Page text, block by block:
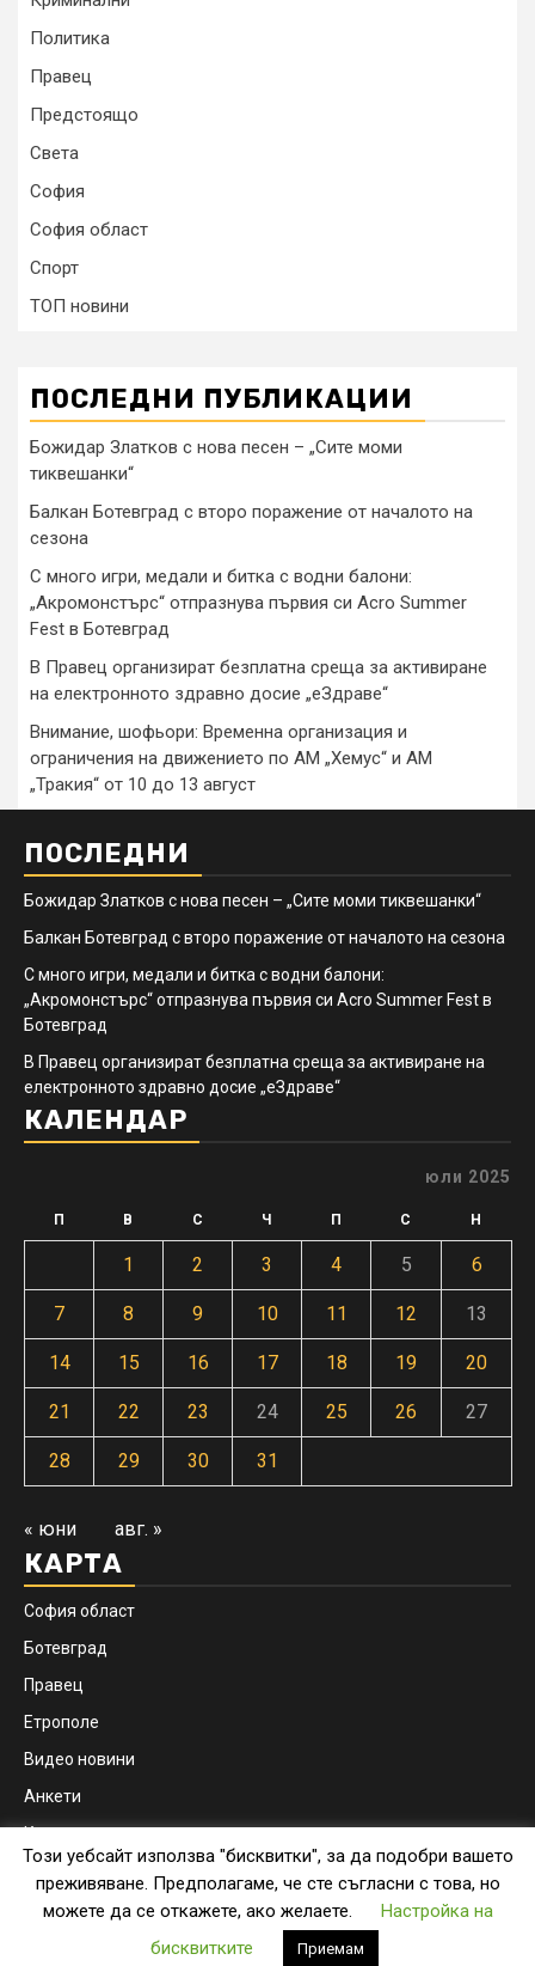
Политика
Правец
Предстоящо
Света
София
София област
Спорт
ТОП новини
ПОСЛЕДНИ ПУБЛИКАЦИИ
Божидар Златков с нова песен – „Сите моми
тиквешанки“
Балкан Ботевград с второ поражение от началото на
сезона
С много игри, медали и битка с водни балони:
„Акромонстърс“ отпразнува първия си Acro Summer
Fest в Ботевград
В Правец организират безплатна среща за активиране
на електронното здравно досие „еЗдраве“
Внимание, шофьори: Временна организация и
ограничения на движението по АМ „Хемус“ и АМ
„Тракия“ от 10 до 13 август
ПОСЛЕДНИ
Божидар Златков с нова песен – „Сите моми тиквешанки“
Балкан Ботевград с второ поражение от началото на сезона
С много игри, медали и битка с водни балони:
„Акромонстърс“ отпразнува първия си Acro Summer Fest в
Ботевград
В Правец организират безплатна среща за активиране на
електронното здравно досие „еЗдраве“
КАЛЕНДАР
юли 2025
П В С Ч П С Н
1 2 3 4 5 6
7 8 9 10 11 12 13
14 15 16 17 18 19 20
21 22 23 24 25 26 27
28 29 30 31
« юни авг. »
КАРТА
София област
Ботевград
Правец
Етрополе
Видео новини
Анкети
Контакти
Copyright © botevgrad.news | New Media Info Ltd
Newsphere by AF themes.
Този уебсайт използва "бисквитки", за да подобри вашето
преживяване. Предполагаме, че сте съгласни с това, но
можете да се откажете, ако желаете.
Настройка на
бисквитките
Приемам